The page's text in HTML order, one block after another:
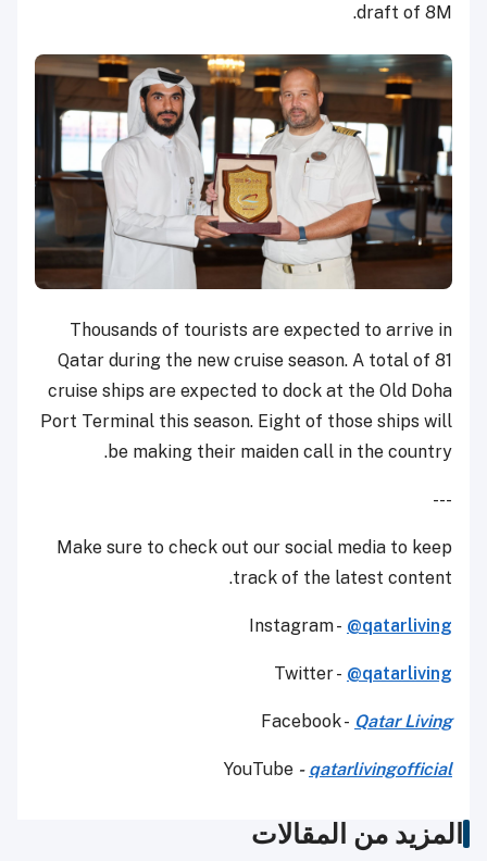
draft of 8M.
Thousands of tourists are expected to arrive in
Qatar during the new cruise season. A total of 81
cruise ships are expected to dock at the Old Doha
Port Terminal this season. Eight of those ships will
be making their maiden call in the country.
---
Make sure to check out our social media to keep
track of the latest content.
Instagram - @qatarliving
Twitter - @qatarliving
Facebook - Qatar Living
YouTube - qatarlivingofficial
المزيد من المقالات